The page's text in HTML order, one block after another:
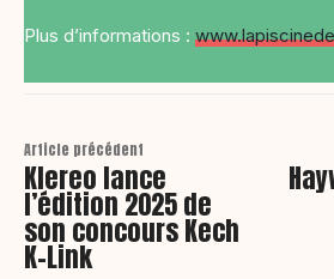
Plus d’informations : www.l
Article précédent
Klereo lance
l’édition 2025 de
son concours Kech
K-Link